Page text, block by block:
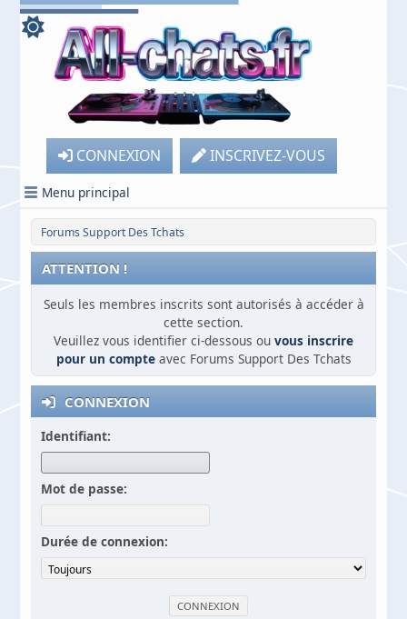
CONNEXION INSCRIVEZ-VOUS
Menu principal
Forums Support Des Tchats
ATTENTION !
Seuls les membres inscrits sont autorisés à accéder à
cette section.
Veuillez vous identifier ci-dessous ou vous inscrire
pour un compteavec Forums Support Des Tchats
CONNEXION
Identifiant:
Mot de passe:
Durée de connexion: